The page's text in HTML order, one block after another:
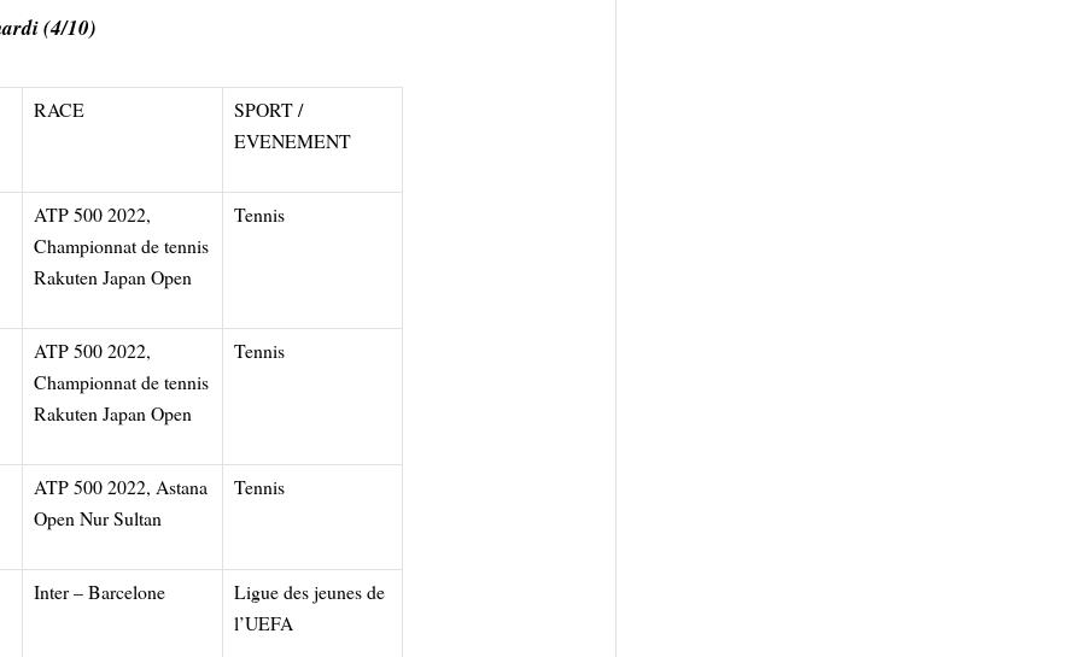
(4/10)
RACE
SPORT /
EVENEMENT
ATP 500 2022,
Championnat de tennis
Rakuten Japan Open
Tennis
ATP 500 2022,
Championnat de tennis
Rakuten Japan Open
Tennis
ATP 500 2022, Astana
Open Nur Sultan
Tennis
Inter – Barcelone
Ligue des jeunes de
l’UEFA